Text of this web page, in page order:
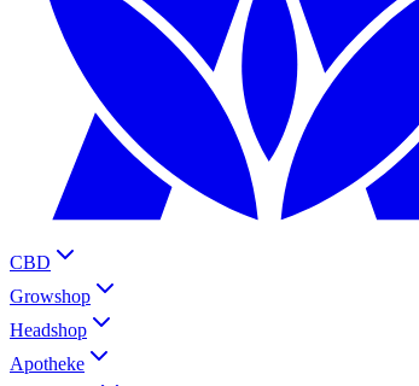
CBD
Growshop
Headshop
Apotheke